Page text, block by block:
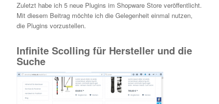
Zuletzt habe ich 5 neue Plugins im Shopware Store veröffentlicht.
Mit diesem Beitrag möchte ich die Gelegenheit einmal nutzen,
die Plugins vorzustellen.
Infinite Scolling für Hersteller und die
Suche